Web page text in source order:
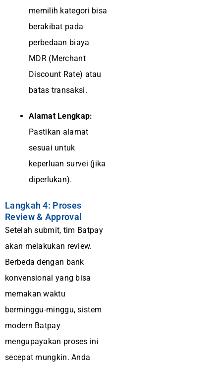
memilih kategori bisa
berakibat pada
perbedaan biaya
MDR (Merchant
Discount Rate) atau
batas transaksi.
Alamat Lengkap:
Pastikan alamat
sesuai untuk
keperluan survei (jika
diperlukan).
Langkah 4: Proses
Review & Approval
Setelah submit, tim Batpay
akan melakukan review.
Berbeda dengan bank
konvensional yang bisa
memakan waktu
berminggu-minggu, sistem
modern Batpay
mengupayakan proses ini
secepat mungkin. Anda